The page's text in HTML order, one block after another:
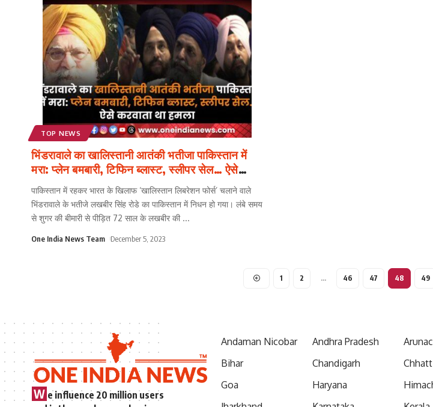
TOP NEWS
भिंडरावाले का खालिस्तानी आतंकी भतीजा पाकिस्तान में
मरा: प्लेन बमबारी, टिफिन ब्लास्ट, स्लीपर सेल… ऐसे
करवाता था हमला
पाकिस्तान में रहकर भारत के खिलाफ ‘खालिस्तान लिबरेशन फोर्स’ चलाने वाले
भिंडरावाले के भतीजे लखबीर सिंह रोडे का पाकिस्तान में निधन हो गया। लंबे समय
से शुगर की बीमारी से पीड़ित 72 साल के लखबीर की ...
One India News Team December 5, 2023
1 2 … 46 47 48 49
W e influence 20 million users
Andaman Nicobar Andhra Pradesh
Bihar
Chandigarh
Goa
Haryana